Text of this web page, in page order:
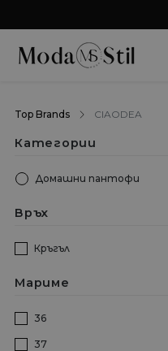
Top Brands CIAODEA
Категории
Домашни пантофи
Връх
Кръгъл
Мариме
36
37